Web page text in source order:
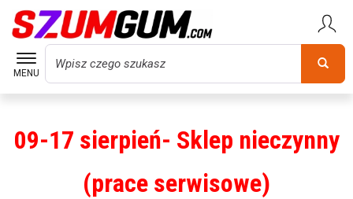
09-17 sierpień- Sklep nieczynny
(prace serwisowe)
MENU
Wyszukaj